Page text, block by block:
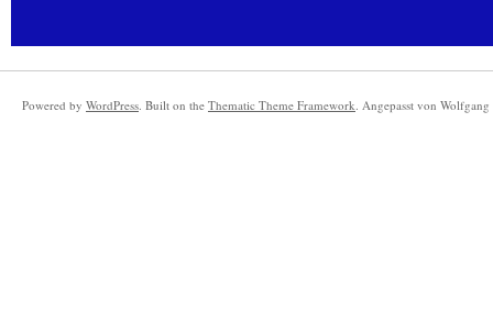
Powered by WordPress. Built on the Thematic Theme Framework. Angepasst von